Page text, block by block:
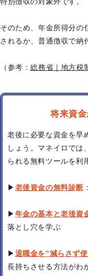
そのため、年金所得分の
されるか、普通徴収で納
（参考：総務省｜地方税
将来資
老後に必要な資金を早
しょう。マネイロでは
られる無料ツールを利
▶ 老後資金の無料診断
▶ 年金の基本と老後資
落とし穴を学ぶ
▶ 退職金を“減らさず
長持ちさせる方法がわ